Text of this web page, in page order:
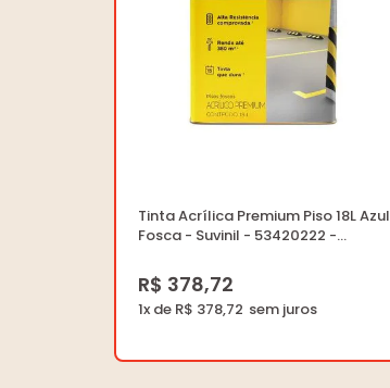
Tinta Acrílica Premium Piso 18L Azul
Fosca - Suvinil - 53420222 -
R$ 378,72
1x de R$ 378,72